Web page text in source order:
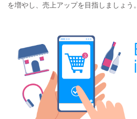
を増やし、売上アップを目指しましょう。